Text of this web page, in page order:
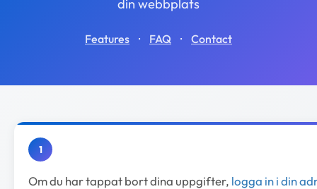
din webbplats
Features · FAQ · Contact
1
Om du har tappat bort dina uppgifter, logga in i din